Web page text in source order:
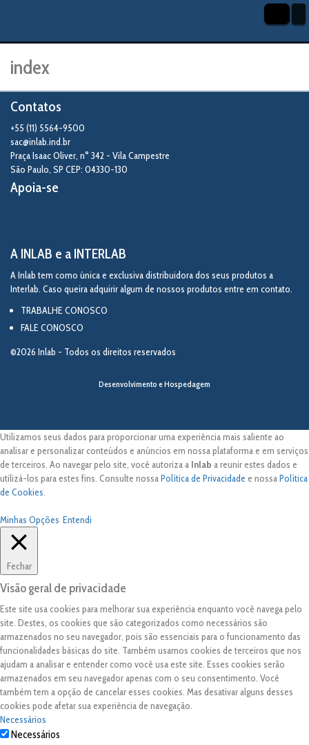
index
Contatos
+55 (11) 5564-9500
sac@inlab.ind.br
Praça Isaac Oliver, n° 342 - Vila Campestre
São Paulo SP CEP: 04330-130
Apoia-se
A INLAB e a INTERLAB
A Inlab tem como única e exclusiva distribuidora dos seus produtos a
Interlab. Caso queira adquirir algum de nossos produtos entre em contato.
TRABALHE CONOSCO
FALE CONOSCO
©2026 Inlab - Todos os direitos reservados
Desenvolvimento e Hospedagem
Utilizamos seus dados para proporcionar uma experiência mais saliente ao
analisar e personalizar conteúdos e anúncios em nossa plataforma e em serviços
de terceiros. Ao navegar pelo site, você autoriza a Inlab a reunir estes dados e
utilizá-los para estes fins. Consulte nossaPolítica de Privacidade e nossaPolítica
de Cookies
Minhas Opções Entendi
Fechar
Visão geral de privacidade
Este site usa cookies para melhorar sua experiência enquanto você navega pelo
site. Destes, os cookies que são categorizados como necessários são
armazenados no seu navegador, pois são essenciais para o funcionamento das
funcionalidades básicas do site. Também usamos cookies de terceiros que nos
ajudam a analisar e entender como você usa este site. Esses cookies serão
armazenados em seu navegador apenas com o seu consentimento. Você
também tem a opção de cancelar esses cookies. Mas desativar alguns desses
cookies pode afetar sua experiência de navegação.
Necessários
Necessários